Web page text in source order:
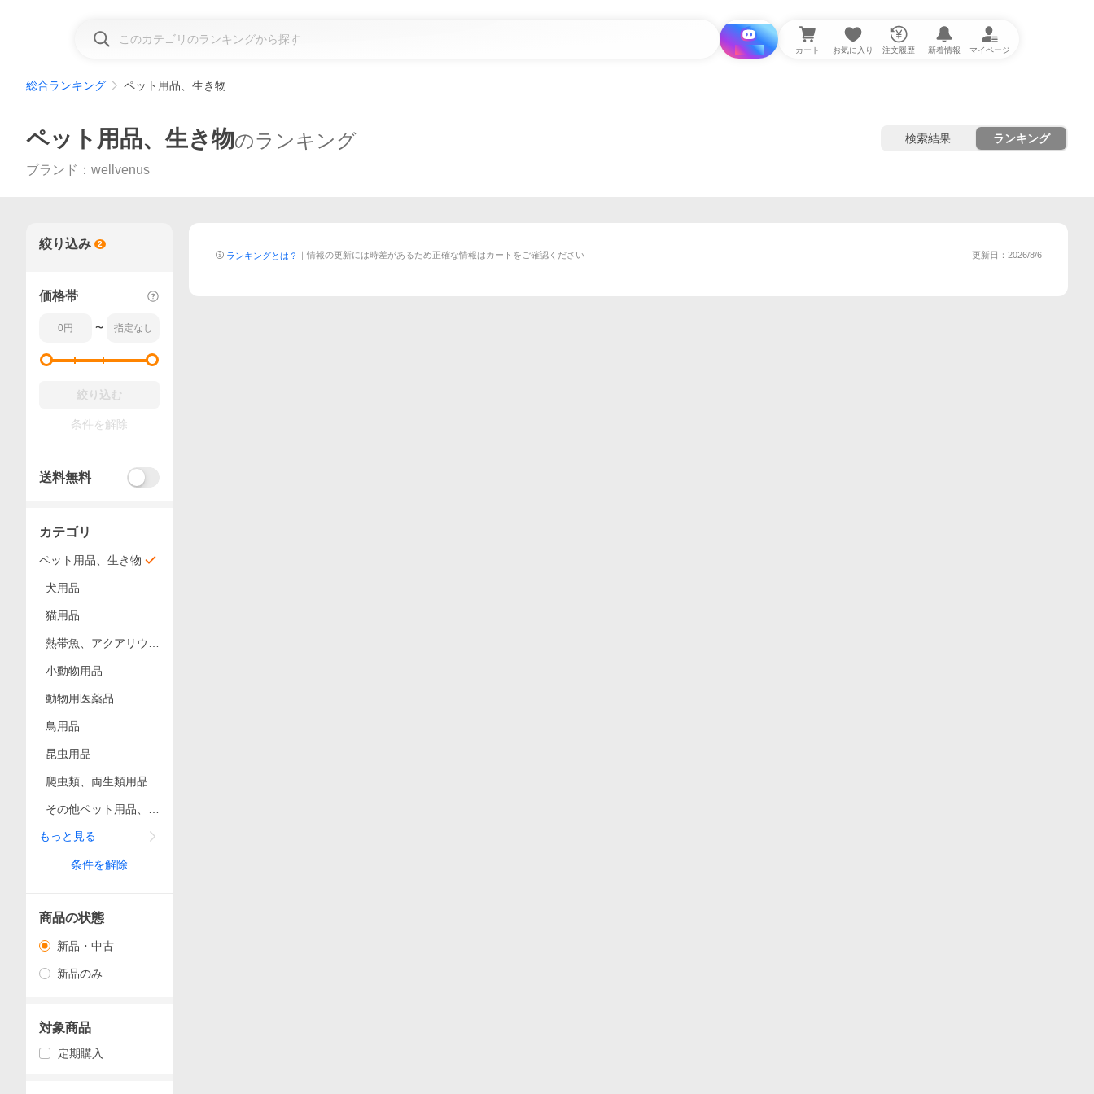
i と探す カート お気に入り 注文履歴 新着情報 マイページ
総合ランキング ペット用品、生き物
ペット用品、生き物のランキング
ブランド：wellvenus
検索結果 ランキング
ランキングとは？ ｜ 情報の更新には時差があるため正確な情報はカートをご確認ください 更新日：2026/8/6
絞り込み 2
価格帯
〜
絞り込む
条件を解除
送料無料
カテゴリ
ペット用品、生き物
犬用品
猫用品
熱帯魚、アクアリウム
小動物用品
動物用医薬品
鳥用品
昆虫用品
爬虫類、両生類用品
その他ペット用品、生
もっと見る
条件を解除
商品の状態
新品・中古
新品のみ
対象商品
定期購入